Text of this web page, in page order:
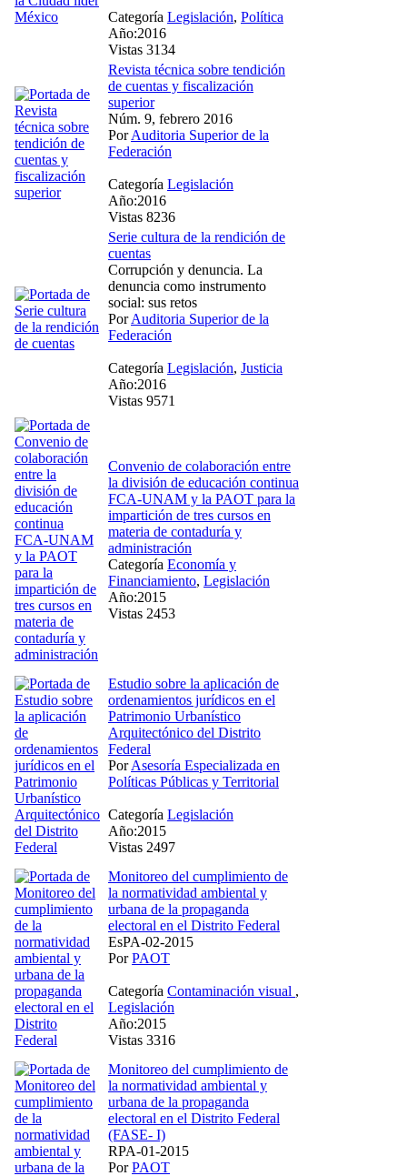
Categoría Legislación, Política
Año:2016
Vistas 3134
Revista técnica sobre tendición
de cuentas y fiscalización
superior
Núm. 9, febrero 2016
PorAuditoria Superior de la
Federación
Categoría Legislación
Año:2016
Vistas 8236
Serie cultura de la rendición de
cuentas
Corrupción y denuncia. La
denuncia como instrumento
social: sus retos
PorAuditoria Superior de la
Federación
Categoría Legislación, Justicia
Año:2016
Vistas 9571
Convenio de colaboración entre
la división de educación continua
FCA-UNAM y la PAOT para la
impartición de tres cursos en
materia de contaduría y
administración
Categoría Economía y
Financiamiento, Legislación
Año:2015
Vistas 2453
Estudio sobre la aplicación de
ordenamientos jurídicos en el
Patrimonio Urbanístico
Arquitectónico del Distrito
Federal
PorAsesoría Especializada en
Políticas Públicas y Territorial
Categoría Legislación
Año:2015
Vistas 2497
Monitoreo del cumplimiento de
la normatividad ambiental y
urbana de la propaganda
electoral en el Distrito Federal
EsPA-02-2015
PorPAOT
Categoría Contaminación visual ,
Legislación
Año:2015
Vistas 3316
Monitoreo del cumplimiento de
la normatividad ambiental y
urbana de la propaganda
electoral en el Distrito Federal
(FASE- I)
RPA-01-2015
PorPAOT